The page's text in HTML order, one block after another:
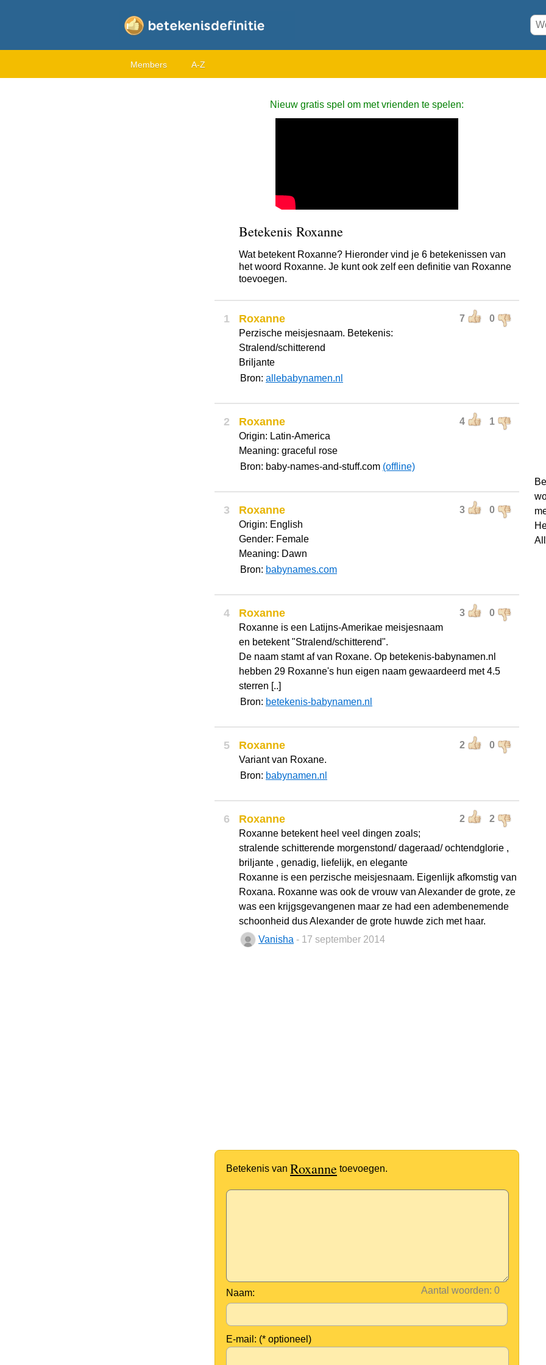
Members A-Z
Nieuw gratis spel om met vrienden te spelen:
Betekenis Roxanne
Wat betekent Roxanne? Hieronder vind je 6 betekenissen van
het woord Roxanne. Je kunt ook zelf een definitie van Roxanne
toevoegen.
1 7 0
Roxanne
Perzische meisjesnaam. Betekenis:
Stralend/schitterend
Briljante
Bron: allebabynamen.nl
2 4 1
Roxanne
Origin: Latin-America
Meaning: graceful rose
Bron: baby-names-and-stuff.com (offline)
3 3 0
Roxanne
Origin: English
Gender: Female
Meaning: Dawn
Bron: babynames.com
4 3 0
Roxanne
Roxanne is een Latijns-Amerikae meisjesnaam
en betekent "Stralend/schitterend".
De naam stamt af van Roxane. Op betekenis-babynamen.nl
hebben 29 Roxanne's hun eigen naam gewaardeerd met 4.5
sterren [..]
Bron: betekenis-babynamen.nl
5 2 0
Roxanne
Variant van Roxane.
Bron: babynamen.nl
6 2 2
Roxanne
Roxanne betekent heel veel dingen zoals;
stralende schitterende morgenstond/ dageraad/ ochtendglorie ,
briljante , genadig, liefelijk, en elegante
Roxanne is een perzische meisjesnaam. Eigenlijk afkomstig van
Roxana. Roxanne was ook de vrouw van Alexander de grote, ze
was een krijgsgevangenen maar ze had een adembenemende
schoonheid dus Alexander de grote huwde zich met haar.
Vanisha - 17 september 2014
Betekenis van Roxanne toevoegen.
Aantal woorden:
Naam:
E-mail: (* optioneel)